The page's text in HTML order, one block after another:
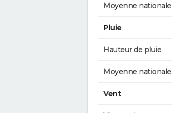
Moyenne nationale
Pluie
Hauteur de pluie
Moyenne nationale
Vent